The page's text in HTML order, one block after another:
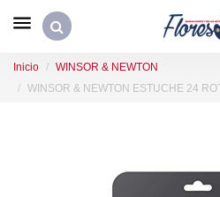
Inicio
WINSOR & NEWTON
WINSOR & NEWTON ESTUCHE 24